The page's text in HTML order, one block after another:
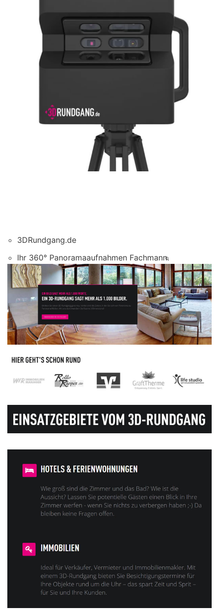
3DRundgang.de
Ihr 360° Panoramaaufnahmen Fachmann.